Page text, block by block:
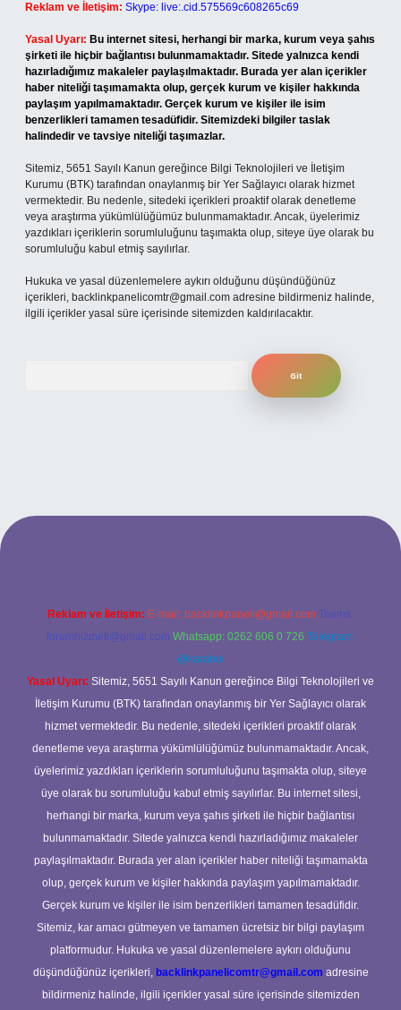
Reklam ve İletişim: Skype: live:.cid.575569c608265c69
Yasal Uyarı: Bu internet sitesi, herhangi bir marka, kurum veya şahıs
şirketi ile hiçbir bağlantısı bulunmamaktadır. Sitede yalnızca kendi
hazırladığımız makaleler paylaşılmaktadır. Burada yer alan içerikler
haber niteliği taşımamakta olup, gerçek kurum ve kişiler hakkında
paylaşım yapılmamaktadır. Gerçek kurum ve kişiler ile isim
benzerlikleri tamamen tesadüfidir. Sitemizdeki bilgiler taslak
halindedir ve tavsiye niteliği taşımazlar.
Sitemiz, 5651 Sayılı Kanun gereğince Bilgi Teknolojileri ve İletişim
Kurumu (BTK) tarafından onaylanmış bir Yer Sağlayıcı olarak hizmet
vermektedir. Bu nedenle, sitedeki içerikleri proaktif olarak denetleme
veya araştırma yükümlülüğümüz bulunmamaktadır. Ancak, üyelerimiz
yazdıkları içeriklerin sorumluluğunu taşımakta olup, siteye üye olarak bu
sorumluluğu kabul etmiş sayılırlar.
Hukuka ve yasal düzenlemelere aykırı olduğunu düşündüğünüz
içerikleri, backlinkpanelicomtr@gmail.com adresine bildirmeniz halinde,
ilgili içerikler yasal süre içerisinde sitemizden kaldırılacaktır.
giriş
Reklam ve İletişim: E-mail: backlinkpaneli@gmail.com Teams:
forumhizmeti@gmail.com Whatsapp: 0262 606 0 726 Telegram:
@karabul
Yasal Uyarı: Sitemiz, 5651 Sayılı Kanun gereğince Bilgi Teknolojileri ve
İletişim Kurumu (BTK) tarafından onaylanmış bir Yer Sağlayıcı olarak
hizmet vermektedir. Bu nedenle, sitedeki içerikleri proaktif olarak
denetleme veya araştırma yükümlülüğümüz bulunmamaktadır. Ancak,
üyelerimiz yazdıkları içeriklerin sorumluluğunu taşımakta olup, siteye
üye olarak bu sorumluluğu kabul etmiş sayılırlar. Bu internet sitesi,
herhangi bir marka, kurum veya şahıs şirketi ile hiçbir bağlantısı
bulunmamaktadır. Sitede yalnızca kendi hazırladığımız makaleler
paylaşılmaktadır. Burada yer alan içerikler haber niteliği taşımamakta
olup, gerçek kurum ve kişiler hakkında paylaşım yapılmamaktadır.
Gerçek kurum ve kişiler ile isim benzerlikleri tamamen tesadüfidir.
Sitemiz, kar amacı gütmeyen ve tamamen ücretsiz bir bilgi paylaşım
platformudur. Hukuka ve yasal düzenlemelere aykırı olduğunu
düşündüğünüz içerikleri, backlinkpanelicomtr@gmail.com adresine
bildirmeniz halinde, ilgili içerikler yasal süre içerisinde sitemizden